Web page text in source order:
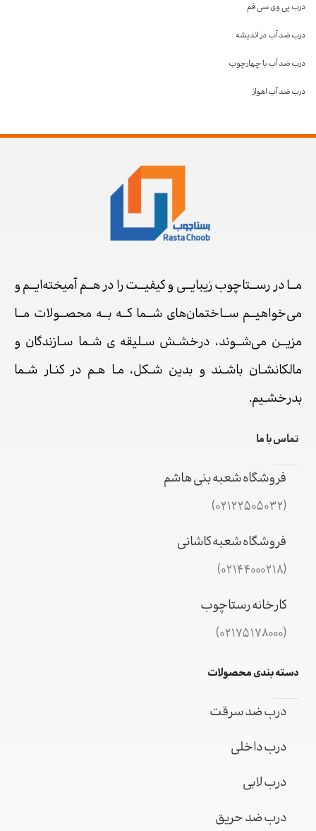
درب پی وی سی قم
درب ضد آب در اندیشه
درب ضد آب با چهارچوب
درب ضد آب اهواز
مــا در رســتاچوب زیبایــی و کیفیــت را در هــم آمیخته‌ایــم و
می‌خواهیــم ســاختمان‌های شــما کــه بــه محصــولات مــا
مزیــن می‌شــوند، درخشـش سـلیقه ی شـما سـازندگان و
مالکانشـان باشـند و بدین شـکل، مـا هـم در کنـار شـما
بدرخشـیم.
تماس با ما
فروشگاه شعبه بنی هاشم
(02122505032)
فروشگاه شعبه کاشانی
(02144000218)
کارخانه رستاچوب
(02175178000)
دسته بندی محصولات
درب ضد سرقت
درب داخلی
درب لابی
درب ضد حریق